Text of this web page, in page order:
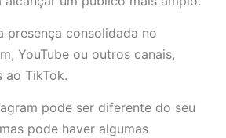
presença consolidada no
YouTube ou outros canais,
ao TikTok.
pode ser diferente do seu
pode haver algumas